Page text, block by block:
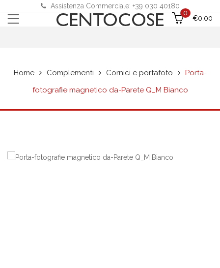
Assistenza Commerciale: +39 030 40180
0
€0.00
Home Complementi Cornici e portafoto
Porta-
fotografie magnetico da-Parete Q_M Bianco